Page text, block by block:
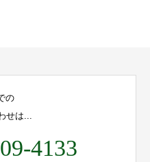
の
せは...
4133